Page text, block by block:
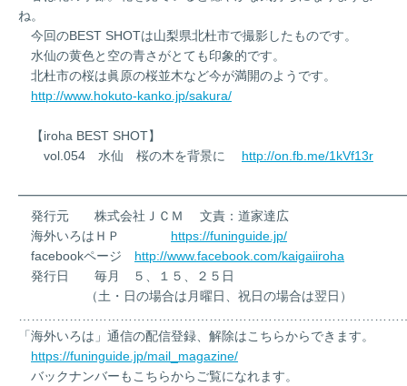
ね。
今回のBEST SHOTは山梨県北杜市で撮影したものです。
水仙の黄色と空の青さがとても印象的です。
北杜市の桜は眞原の桜並木など今が満開のようです。
http://www.hokuto-kanko.jp/sakura/
【iroha BEST SHOT】
vol.054 水仙 桜の木を背景に http://on.fb.me/1kVf13r
発行元 株式会社ＪＣＭ 文責：道家達広
海外いろはＨＰ https://funinguide.jp/
facebookページ http://www.facebook.com/kaigaiiroha
発行日 毎月 ５、１５、２５日
（土・日の場合は月曜日、祝日の場合は翌日）
「海外いろは」通信の配信登録、解除はこちらからできます。
https://funinguide.jp/mail_magazine/
バックナンバーもこちらからご覧になれます。